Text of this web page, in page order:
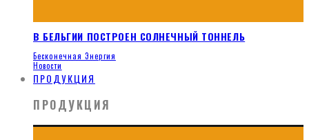
В БЕЛЬГИИ ПОСТРОЕН СОЛНЕЧНЫЙ ТОННЕЛЬ
Бесконечная Энергия
Новости
ПРОДУКЦИЯ
ПРОДУКЦИЯ